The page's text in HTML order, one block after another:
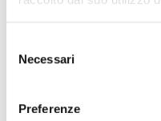
delNecessari
Preferenze
nonché
alla fornitura del
raccolti e registrati
correttezza per le
sono trattati,
elettronici o
apposite banche